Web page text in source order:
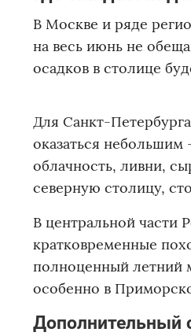
В Москве и ряде
на весь июнь не
осадков в столице
Для Санкт-
оказаться
облачность, ливни,
северную столицу,
В центральной части
кратковременные
полноценный летний
особенно в
Дополнительный